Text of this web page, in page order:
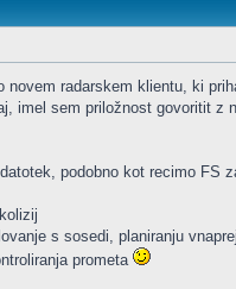
radarskem klientu, ki
imel sem priložnost govoritit
podobno kot recimo FS
s sosedi, planiranju
prometa